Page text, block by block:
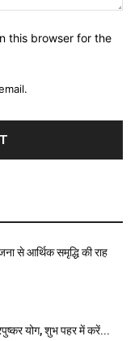
this browser for the
से आर्थिक समृद्धि की राह
योग, शुभ पहर में करें...